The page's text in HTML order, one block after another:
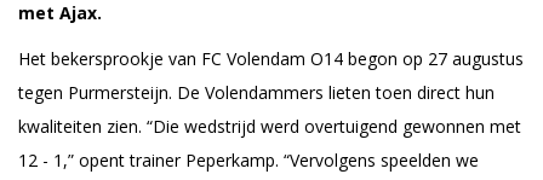
met Ajax.
Het bekersprookje van FC Volendam O14 begon op 27 augustus
tegen Purmersteijn. De Volendammers lieten toen direct hun
kwaliteiten zien. “Die wedstrijd werd overtuigend gewonnen met
12 - 1,” opent trainer Peperkamp. “Vervolgens speelden we